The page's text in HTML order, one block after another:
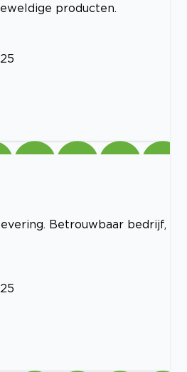
producten.
Betrouwbaar bedrijf,